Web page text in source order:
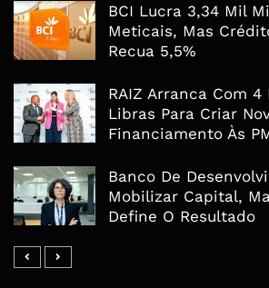
BCI Lucra 3,34 Mil
Meticais, Mas
Recua 5,5%
RAIZ Arranca Com 4
Libras Para Criar
Financiamento Às
Banco De
Mobilizar Capital,
Define O Resultado